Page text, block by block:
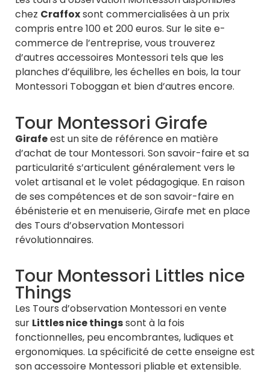
chez Craffoxsont commercialisées à un prix
compris entre 100 et 200 euros. Sur le site e-
commerce de l’entreprise, vous trouverez
d’autres accessoires Montessori tels que les
planches d’équilibre, les échelles en bois, la tour
Montessori Toboggan et bien d’autres encore.
Tour Montessori Girafe
Girafeest un site de référence en matière
d’achat de tour Montessori. Son savoir-faire et sa
particularité s’articulent généralement vers le
volet artisanal et le volet pédagogique. En raison
de ses compétences et de son savoir-faire en
ébénisterie et en menuiserie, Girafe met en place
des Tours d’observation Montessori
révolutionnaires.
Tour Montessori Littles nice
Things
Les Tours d’observation Montessori en vente
sur Littles nice thingssont à la fois
fonctionnelles, peu encombrantes, ludiques et
ergonomiques. La spécificité de cette enseigne est
son accessoire Montessori pliable et extensible.